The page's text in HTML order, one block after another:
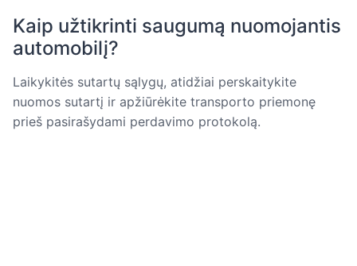
Kaip užtikrinti saugumą nuomojantis
automobilį?
Laikykitės sutartų sąlygų, atidžiai perskaitykite
nuomos sutartį ir apžiūrėkite transporto priemonę
prieš pasirašydami perdavimo protokolą.